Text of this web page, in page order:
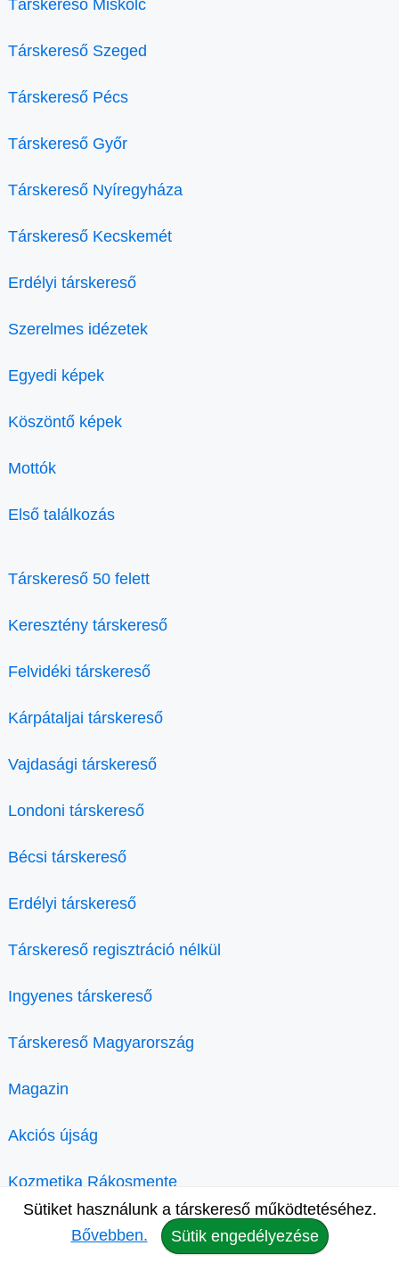
Társkereső Miskolc
Társkereső Szeged
Társkereső Pécs
Társkereső Győr
Társkereső Nyíregyháza
Társkereső Kecskemét
Erdélyi társkereső
Szerelmes idézetek
Egyedi képek
Köszöntő képek
Mottók
Első találkozás
Társkereső 50 felett
Keresztény társkereső
Felvidéki társkereső
Kárpátaljai társkereső
Vajdasági társkereső
Londoni társkereső
Bécsi társkereső
Erdélyi társkereső
Társkereső regisztráció nélkül
Ingyenes társkereső
Társkereső Magyarország
Magazin
Akciós újság
Kozmetika Rákosmente
Sütiket használunk a társkereső működtetéséhez.
Bővebben.
Sütik engedélyezése